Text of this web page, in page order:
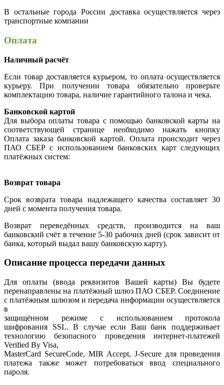
В остальные города России доставка осуществляется через
транспортные компании
Оплата
Наличный расчёт
Если товар доставляется курьером, то оплата осуществляется
курьеру. При получении товара обязательно проверьте
комплектацию товара, наличие гарантийного талона и чека.
Банковской картой
Для выбора оплаты товара с помощью банковской карты на
соответствующей странице необходимо нажать кнопку
Оплата заказа банковской картой. Оплата происходит через
ПАО СБЕР с использованием банковских карт следующих
платёжных систем:
Возврат товара
Срок возврата товара надлежащего качества составляет 30
дней с момента получения товара.
Возврат переведённых средств, производится на ваш
банковский счёт в течение 5-30 рабочих дней (срок зависит от
банка, который выдал вашу банковскую карту).
Описание процесса передачи данных
Для оплаты (ввода реквизитов Вашей карты) Вы будете
перенаправлены на платёжный шлюз ПАО СБЕР. Соединение
с платёжным шлюзом и передача информации осуществляется
в
защищённом режиме с использованием протокола
шифрования SSL. В случае если Ваш банк поддерживает
технологию безопасного проведения интернет-платежей
Verified By Visa,
MasterCard SecureCode, MIR Accept, J-Secure для проведения
платежа также может потребоваться ввод специального
пароля.